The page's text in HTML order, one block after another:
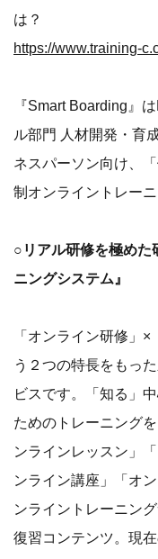
は？
https://www.training-
『Smart Boarding』
ル部門 人材開発・育
ネスパーソン向け、
制オンライントレー
○リアル研修を極めた
ニングシステム』
「オンライン研修」
う２つの特長をもっ
ビスです。「知る」
ためのトレーニング
ンラインレッスン」
ンライン講座」「オ
ンライントレーニン
復習コンテンツ。現